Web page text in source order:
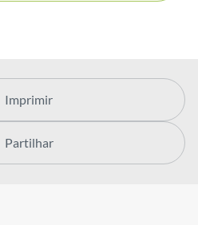
Imprimir
Partilhar